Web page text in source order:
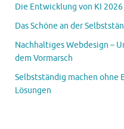
Die Entwicklung von KI
Das Schöne an der
Nachhaltiges Webdesign –
dem Vormarsch
Selbstständig machen ohne
Lösungen